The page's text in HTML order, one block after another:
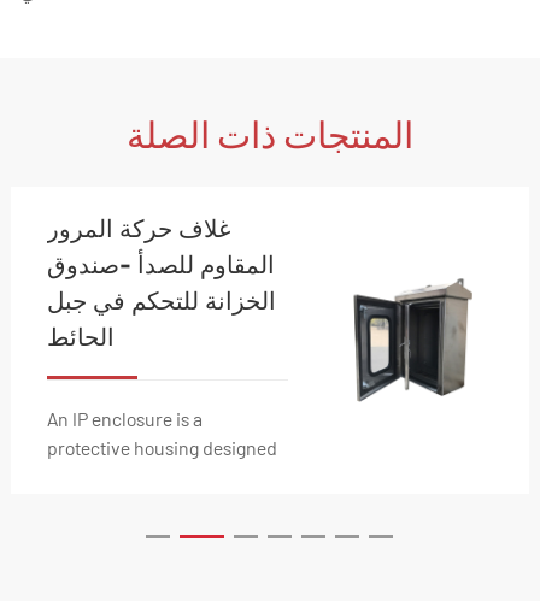
المنتجات ذات الصلة
غلاف حركة المرور
المقاوم للصدأ -صندوق
الخزانة للتحكم في جبل
الحائط
An IP enclosure is a
protective housing designed
moisture, and impact. With